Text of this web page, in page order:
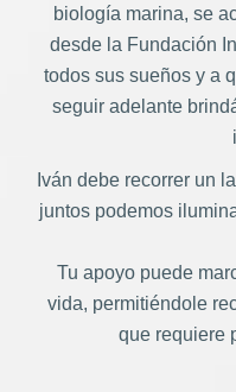
biología marina, se
desde la Fundación
todos sus sueños y a
seguir adelante
Iván debe recorrer un
juntos podemos
Tu apoyo puede
vida, permitiéndole
que requiere